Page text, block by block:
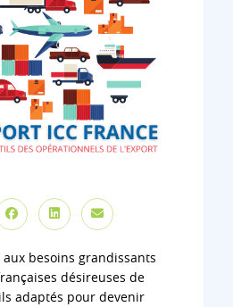
besoins grandissants
désireuses de
adaptés pour devenir